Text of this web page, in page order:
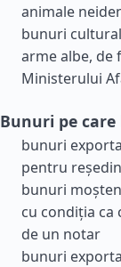
animale
bunuri
arme albe, de
Ministerului
Bunuri pe
bunuri
pentru
bunuri
cu condiția
de un notar
bunuri